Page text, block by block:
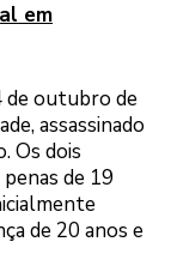
em
de outubro de
assassinado
Os dois
de 19
de 20 anos e